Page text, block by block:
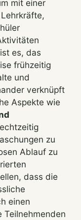
mit einer
es, das
frühzeitig
und
verknüpft
Aspekte wie
zu
Ablauf zu
dass die
einen
Teilnehmenden